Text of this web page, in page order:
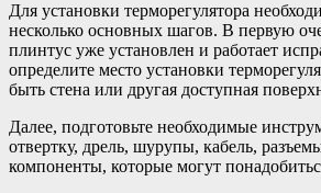
Для установки терморегулятора
несколько основных шагов. В первую
плинтус уже установлен и работает
определите место установки
быть стена или другая доступная
Далее, подготовьте необходимые
отвертку, дрель, шурупы, кабель,
компоненты, которые могут